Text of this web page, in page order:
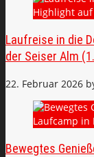
Laufreise in die
der Seiser Alm
22. Februar 2026
Bewegtes